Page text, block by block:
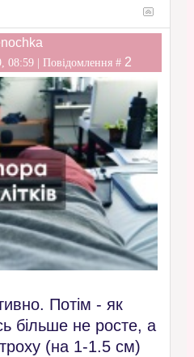
08:59 | Повідомлення # 2
Потім - як
більше не росте, а
(на 1-1.5 см)